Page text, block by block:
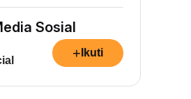
Sosial
+ Ikuti